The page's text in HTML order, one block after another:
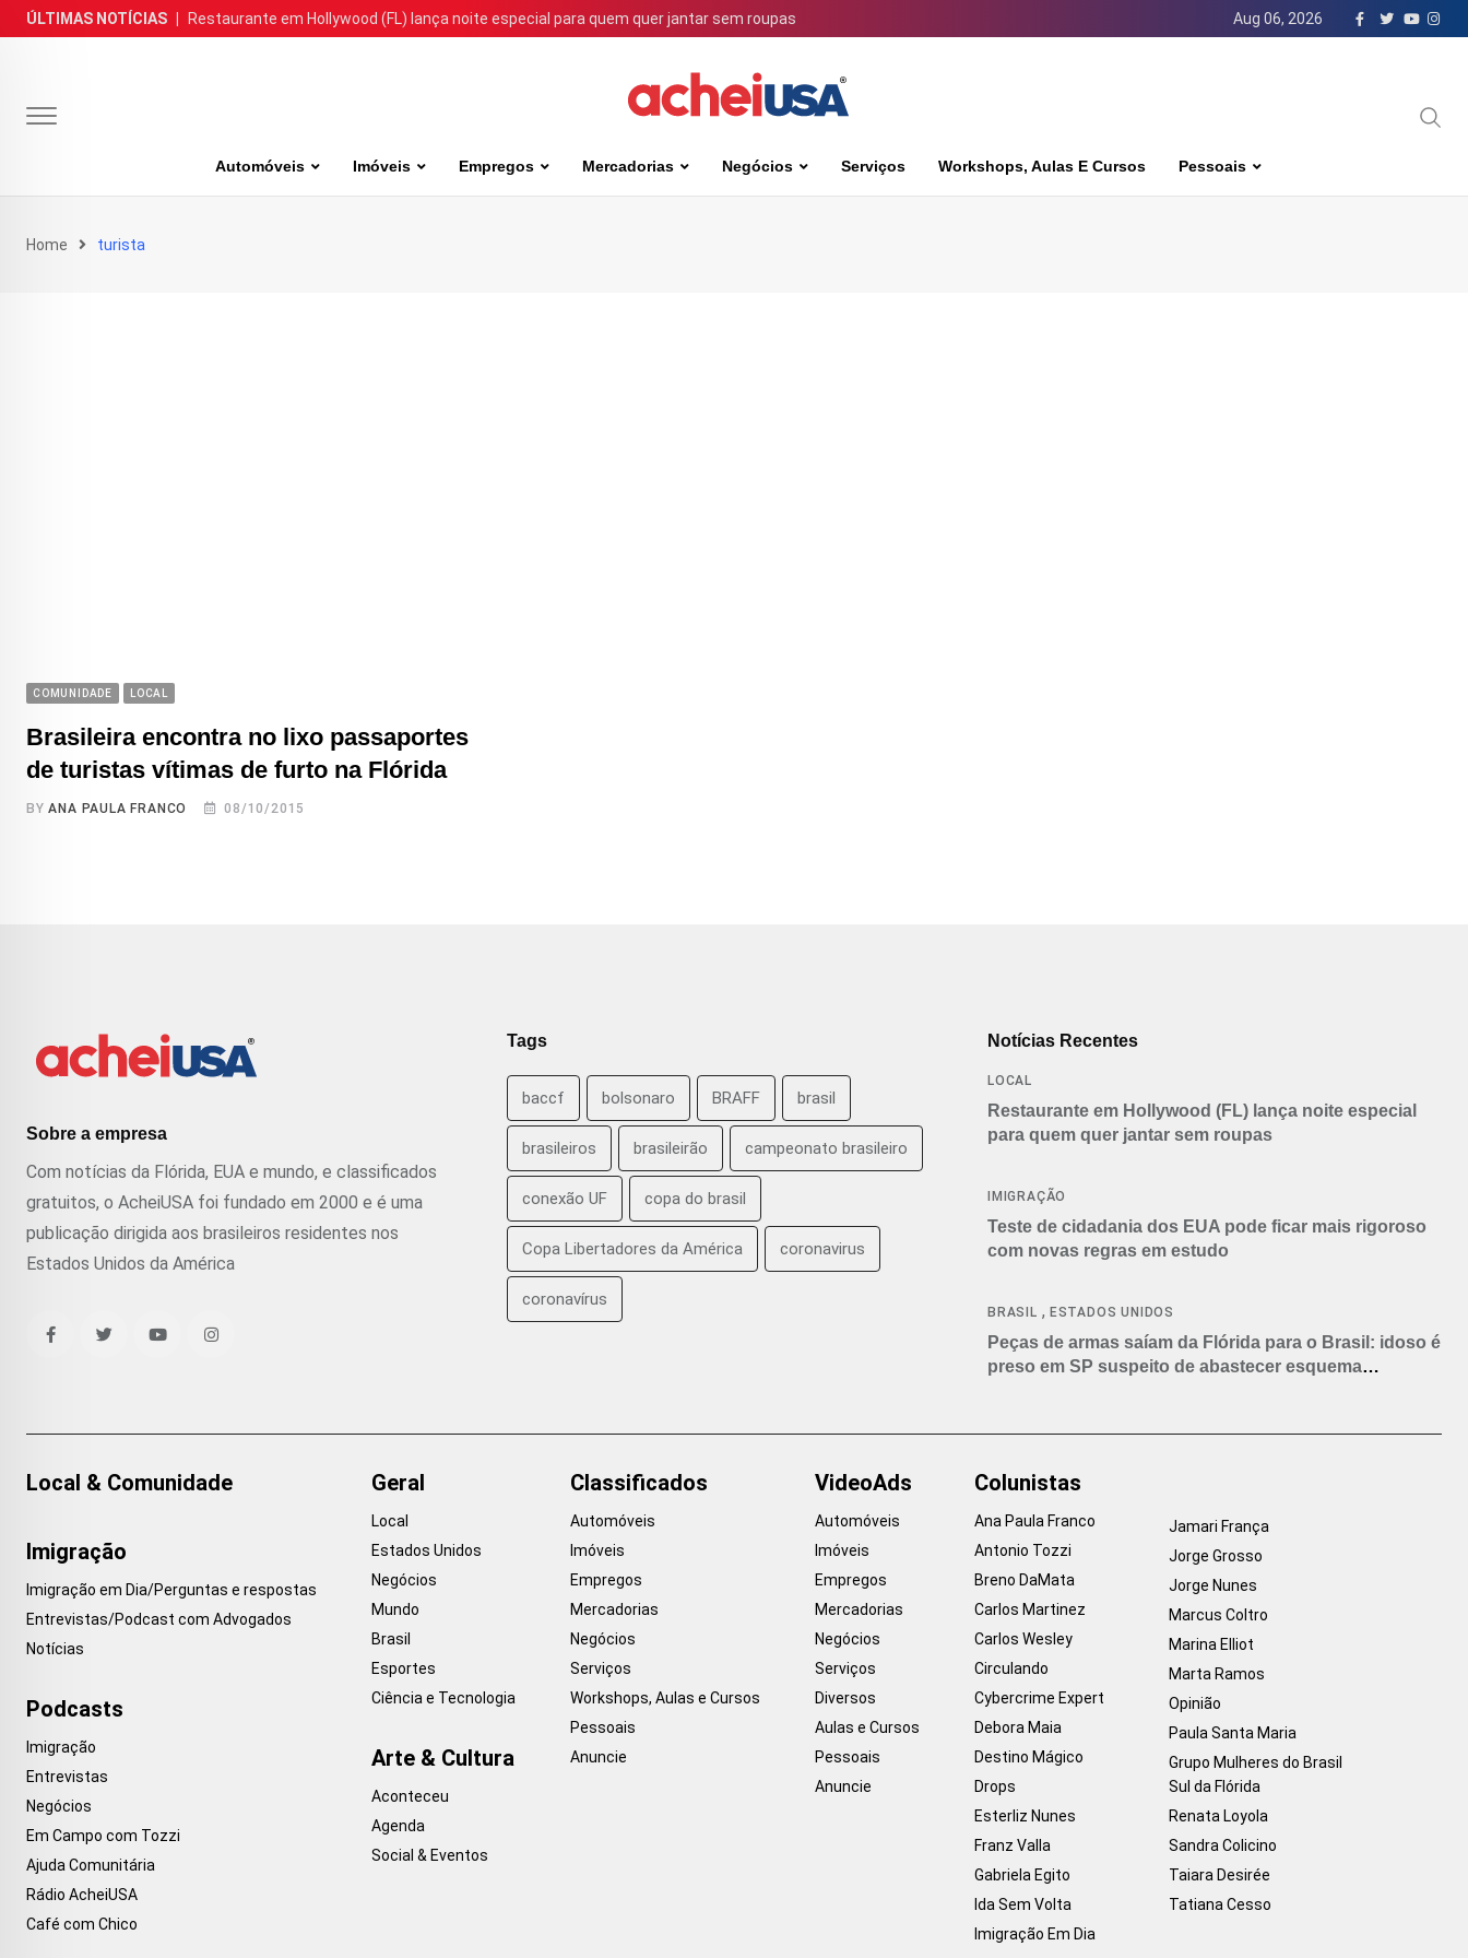
Skip
to
ÚLTIMAS NOTÍCIAS Restaurante em Hollywood (FL) lança noite especial para quem quer jantar sem roupas Aug 06, 2026
Automóveis Imóveis Empregos Mercadorias Negócios Serviços Workshops, Aulas E Cursos Pessoais
Home turista
COMUNIDADE LOCAL
Brasileira encontra no lixo passaportes
de turistas vítimas de furto na Flórida
BYANA PAULA FRANCO 08/10/2015
Sobre a empresa
Com notícias da Flórida, EUA e mundo, e classificados
gratuitos, o AcheiUSA foi fundado em 2000 e é uma
publicação dirigida aos brasileiros residentes nos
Estados Unidos da América
Tags
baccf bolsonaro BRAFF brasil
brasileiros brasileirão campeonato brasileiro
conexão UF copa do brasil
Copa Libertadores da América coronavirus
coronavírus
Notícias Recentes
LOCAL
Restaurante em Hollywood (FL) lança noite especial
para quem quer jantar sem roupas
IMIGRAÇÃO
Teste de cidadania dos EUA pode ficar mais rigoroso
com novas regras em estudo
BRASIL , ESTADOS UNIDOS
Peças de armas saíam da Flórida para o Brasil: idoso é
preso em SP suspeito de abastecer esquema
Local & Comunidade
Imigração
Imigração em Dia/Perguntas e respostas
Entrevistas/Podcast com Advogados
Notícias
Podcasts
Imigração
Entrevistas
Negócios
Em Campo com Tozzi
Ajuda Comunitária
Rádio AcheiUSA
Café com Chico
Geral
Local
Estados Unidos
Negócios
Mundo
Brasil
Esportes
Ciência e Tecnologia
Arte & Cultura
Aconteceu
Agenda
Social & Eventos
Classificados
Automóveis
Imóveis
Empregos
Mercadorias
Negócios
Serviços
Workshops, Aulas e Cursos
Pessoais
Anuncie
VideoAds
Automóveis
Imóveis
Empregos
Mercadorias
Negócios
Serviços
Diversos
Aulas e Cursos
Pessoais
Anuncie
Colunistas
Ana Paula Franco
Antonio Tozzi
Breno DaMata
Carlos Martinez
Carlos Wesley
Circulando
Cybercrime Expert
Debora Maia
Destino Mágico
Drops
Esterliz Nunes
Franz Valla
Gabriela Egito
Ida Sem Volta
Imigração Em Dia
Jamari França
Jorge Grosso
Jorge Nunes
Marcus Coltro
Marina Elliot
Marta Ramos
Opinião
Paula Santa Maria
Grupo Mulheres do Brasil
Sul da Flórida
Renata Loyola
Sandra Colicino
Taiara Desirée
Tatiana Cesso